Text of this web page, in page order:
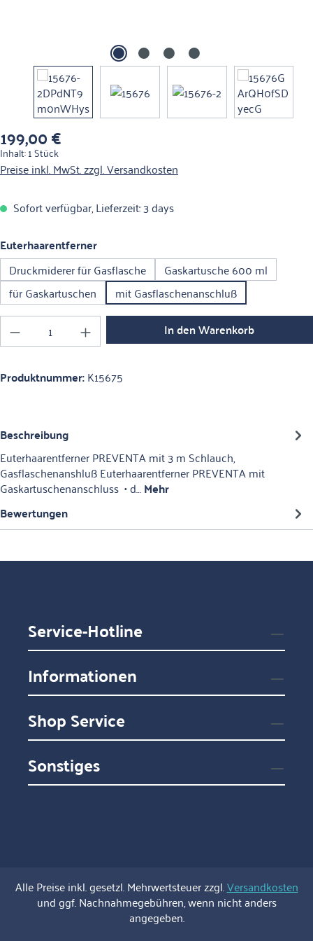
Regulärer Preis:
199,00 €
Inhalt:1 Stück
Preise inkl. MwSt. zzgl. Versandkosten
Sofort verfügbar, Lieferzeit: 3 days
Euterhaarentfernerauswählen
Druckmiderer für Gasflasche
Gaskartusche 600 ml
für Gaskartuschen
mit Gasflaschenanschluß
Produkt Anzahl: Gib den gewünschten Wert
In den Warenkorb
Produktnummer:K15675
Beschreibung
Euterhaarentferner PREVENTA mit 3 m Schlauch,
Gasflaschenanshluß Euterhaarentferner PREVENTA mit
Gaskartuschenanschluss • d…Mehr
Bewertungen
Service-Hotline
Informationen
Shop Service
Sonstiges
Alle Preise inkl. gesetzl. Mehrwertsteuer zzgl.Versandkosten
und ggf. Nachnahmegebühren, wenn nicht anders
angegeben.